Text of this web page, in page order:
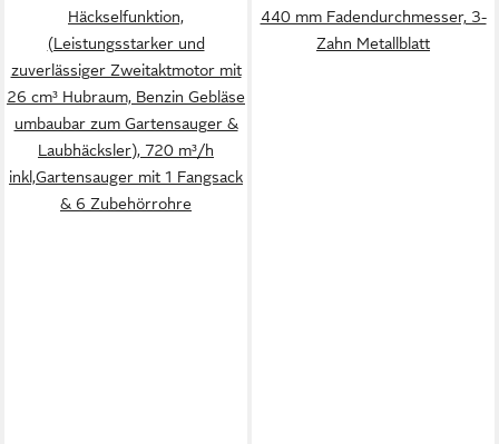
Häckselfunktion,
(Leistungsstarker und
zuverlässiger Zweitaktmotor mit
26 cm³ Hubraum, Benzin Gebläse
umbaubar zum Gartensauger &
Laubhäcksler), 720 m³/h
inkl,Gartensauger mit 1 Fangsack
& 6 Zubehörrohre
440 mm Fadendurchmesser, 3-
Zahn Metallblatt